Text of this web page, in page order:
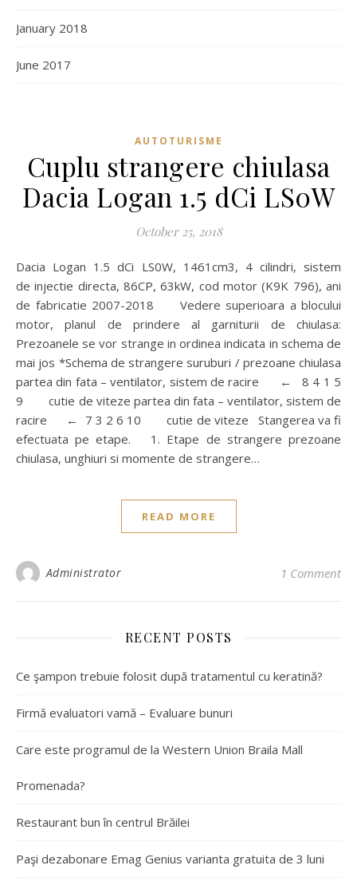
January 2018
June 2017
AUTOTURISME
Cuplu strangere chiulasa
Dacia Logan 1.5 dCi LS0W
October 25, 2018
Dacia Logan 1.5 dCi LS0W, 1461cm3, 4 cilindri, sistem
de injectie directa, 86CP, 63kW, cod motor (K9K 796), ani
de fabricatie 2007-2018 Vedere superioara a blocului
motor, planul de prindere al garniturii de chiulasa:
Prezoanele se vor strange in ordinea indicata in schema de
mai jos *Schema de strangere suruburi / prezoane chiulasa
partea din fata – ventilator, sistem de racire ← 8 4 1 5
9 cutie de viteze partea din fata – ventilator, sistem de
racire ← 7 3 2 6 10 cutie de viteze Stangerea va fi
efectuata pe etape. 1. Etape de strangere prezoane
chiulasa, unghiuri si momente de strangere…
READ MORE
Administrator 1 Comment
RECENT POSTS
Ce şampon trebuie folosit după tratamentul cu keratină?
Firmă evaluatori vamă – Evaluare bunuri
Care este programul de la Western Union Braila Mall
Promenada?
Restaurant bun în centrul Brăilei
Paşi dezabonare Emag Genius varianta gratuita de 3 luni